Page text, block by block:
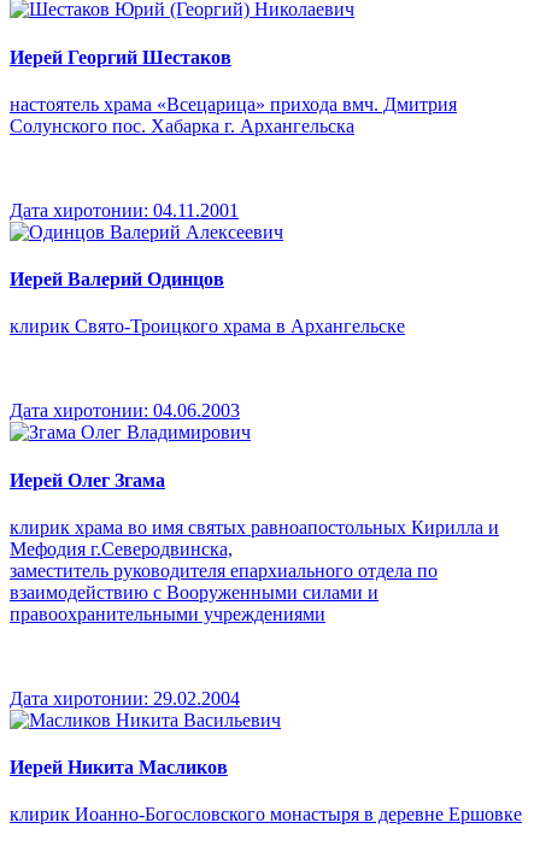
Иерей Георгий Шестаков
настоятель храма «Всецарица» прихода вмч. Дмитрия
Солунского пос. Хабарка г. Архангельска
Дата хиротонии: 04.11.2001
Иерей Валерий Одинцов
клирик Свято-Троицкого храма в Архангельске
Дата хиротонии: 04.06.2003
Иерей Олег Згама
клирик храма во имя святых равноапостольных Кирилла и
Мефодия г.Северодвинска,
заместитель руководителя епархиального отдела по
взаимодействию с Вооруженными силами и
правоохранительными учреждениями
Дата хиротонии: 29.02.2004
Иерей Никита Масликов
клирик Иоанно-Богословского монастыря в деревне Ершовке